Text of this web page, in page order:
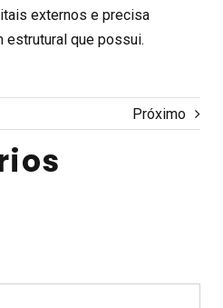
externos e precisa
estrutural que possui.
Próximo